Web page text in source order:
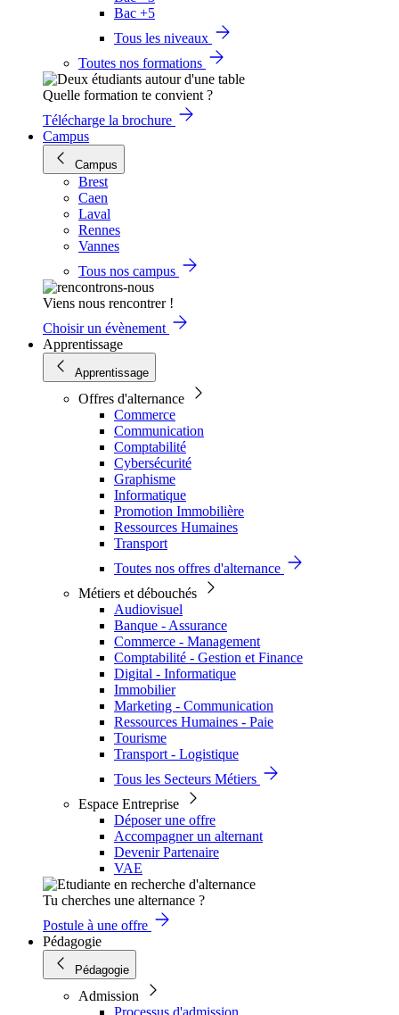
Bac +5
Tous les niveaux
Toutes nos formations
Quelle formation te convient ?
Télécharge la brochure
Campus
Campus
Brest
Caen
Laval
Rennes
Vannes
Tous nos campus
Viens nous rencontrer !
Choisir un évènement
Apprentissage
Apprentissage
Offres d'alternance
Commerce
Communication
Comptabilité
Cybersécurité
Graphisme
Informatique
Promotion Immobilière
Ressources Humaines
Transport
Toutes nos offres d'alternance
Métiers et débouchés
Audiovisuel
Banque - Assurance
Commerce - Management
Comptabilité - Gestion et Finance
Digital - Informatique
Immobilier
Marketing - Communication
Ressources Humaines - Paie
Tourisme
Transport - Logistique
Tous les Secteurs Métiers
Espace Entreprise
Déposer une offre
Accompagner un alternant
Devenir Partenaire
VAE
Tu cherches une alternance ?
Postule à une offre
Pédagogie
Pédagogie
Admission
Processus d'admission